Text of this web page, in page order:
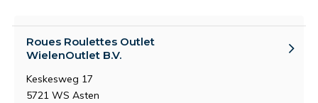
Roues Roulettes Outlet
WielenOutlet B.V.
Keskesweg 17
5721 WS Asten